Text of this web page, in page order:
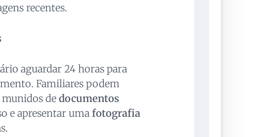
recentes.
aguardar 24 horas para
Familiares podem
munidos dedocumentos
e apresentar uma fotografia